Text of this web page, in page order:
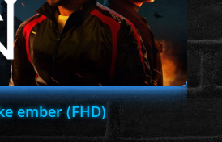
ember (FHD)